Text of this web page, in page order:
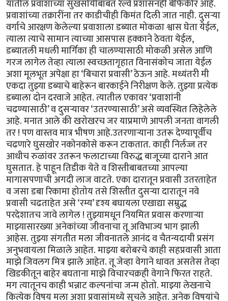
यातील प्रवाशांच्या सुखसोयीबाबत रेल्वे प्रशासनही बेफिकीर आहे.
प्रवाशांच्या तक्रारींना तर काडीचीही किमंत दिली जात नाही. दुसऱ्या
वर्गाचे आरक्षण केलेल्या प्रवाशाला डब्यात मोकळा श्वास घेता येईल,
त्याला त्याचे सामान त्याच्या आसपास हक्काने ठेवता येईल,
डब्यातली मधली मार्गिका ही चालण्यासाठी मोकळी असेल आणि
गरज लागेल तेव्हा त्याला स्वच्छतागृहात विनासंकोच जाता येईल
अशा मूलभूत अपेक्षा हा ‘बिचारा प्रवासी’ ठेऊन आहे. मध्यंतरी मी
एकदा तुझ्या डब्याचे बाहेरून बारकाईने निरीक्षण केले. तुझ्या प्रत्येक
डब्याला दोन दरवाजे आहेत. त्यातील एकावर ‘प्रवाशांनी
चढण्यासाठी’ व दुसऱ्यावर ‘उतरण्यासाठी’ असे व्यवस्थित लिहेलेले
आहे. मनात आले की खरोखरच जर याप्रमाणे आपली जनता वागली
तर ! पण वास्तव मात्र भीषण आहे.उतरणाऱ्याना उतरू देण्यापूर्वीच
चढणारे घुसखोर नकोनकोसे करून टाकतात. काही निर्लज्ज तर
आधीच रुळांवर उतरून फलाटाच्या विरुद्ध बाजूच्या दाराने आत
घुसतात. हे पाहून तिडीक येते व शिस्तीबाबतच्या आपल्या
मागासपणाची अगदी लाज वाटते. एका दारातून प्रवासी उतरताहेत
व जसा डबा रिकामा होतोय तसे शिस्तीत दुसऱ्या दारातून नवे
प्रवासी चढताहेत असे ‘रम्य’ दृश्य बघायला एखाद्या सम्रुद्ध
परदेशातच जावे लागेल ! तुझ्यामधून नियमित प्रवास करणाऱ्या
माझ्यासारख्या अनेकांच्या जीवनाचा तू अविभाज्य भाग झाली
आहेस. तुझ्या संगतीत मला जीवनातले आनंद व चैतन्यदायी प्रसंग
अनुभवायला मिळाले आहेत. माझ्या बरोबरचे काही सहप्रवासी आता
माझे जिवलग मित्र झाले आहेत. तू जेव्हा वेगाने धावत असतेस तेव्हा
खिडकीतून बाहेर बघताना माझे विचारचक्रही वेगाने फिरत राहते.
मग त्यातूनच काही भन्नाट कल्पनांचा जन्म होतो. माझ्या लेखनाचे
कित्येक विषय मला अशा प्रवासांमध्ये सुचले आहेत. अनेक विषयांचे